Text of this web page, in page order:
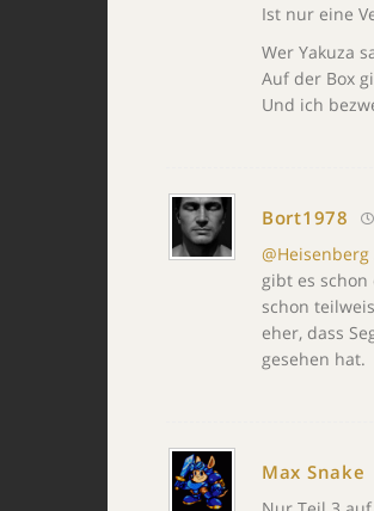
Ist nur eine
Wer Yakuza
Auf der Box
Und ich
Bort1978
@Heisenberg
gibt es
schon
eher, dass
gesehen hat.
Max Snake